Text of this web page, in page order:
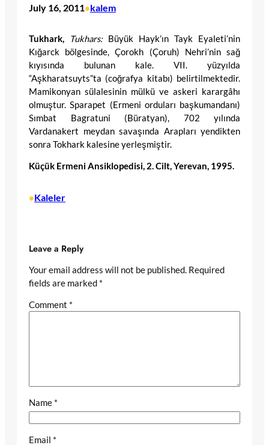
July 16, 2011•kalem
Tukhark, Tukhars:Büyük Hayk’ın Tayk Eyaleti’nin
Kığarck bölgesinde, Çorokh (Çoruh) Nehri’nin sağ
kıyısında bulunan kale. VII. yüzyılda
“Aşkharatsuyts”ta (coğrafya kitabı) belirtilmektedir.
Mamikonyan sülalesinin mülkü ve askeri karargâhı
olmuştur. Sparapet (Ermeni orduları başkumandanı)
Sımbat Bagratuni (Büratyan), 702 yılında
Vardanakert meydan savaşında Arapları yendikten
sonra Tokhark kalesine yerleşmiştir.
Küçük Ermeni Ansiklopedisi, 2. Cilt, Yerevan, 1995.
•Kaleler
Leave a Reply
Your email address will not be published. Required
fields are marked *
Comment *
Name *
Email *